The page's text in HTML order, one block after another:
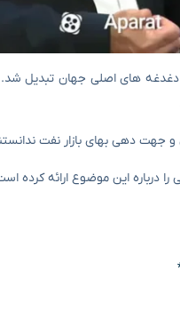
جهت دهی بهای بازار نفت
درباره این موضوع ارائه کرده